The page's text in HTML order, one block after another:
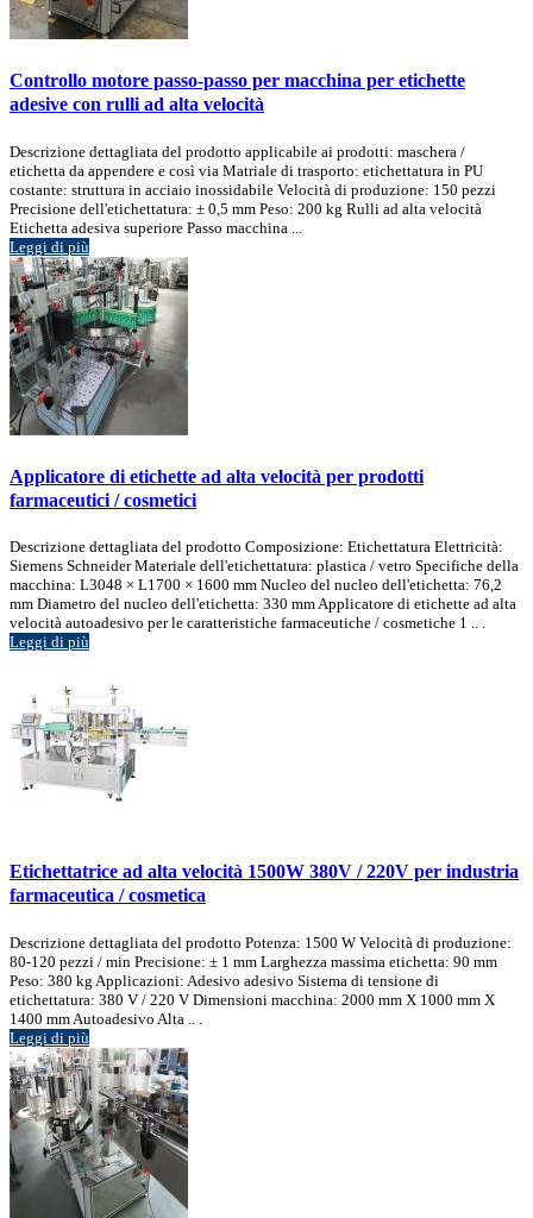
Controllo motore passo-passo per macchina per etichette
adesive con rulli ad alta velocità
Descrizione dettagliata del prodotto applicabile ai prodotti: maschera /
etichetta da appendere e così via Matriale di trasporto: etichettatura in PU
costante: struttura in acciaio inossidabile Velocità di produzione: 150 pezzi
Precisione dell'etichettatura: ± 0,5 mm Peso: 200 kg Rulli ad alta velocità
Etichetta adesiva superiore Passo macchina ...
Leggi di più
Applicatore di etichette ad alta velocità per prodotti
farmaceutici / cosmetici
Descrizione dettagliata del prodotto Composizione: Etichettatura Elettricità:
Siemens Schneider Materiale dell'etichettatura: plastica / vetro Specifiche della
macchina: L3048 × L1700 × 1600 mm Nucleo del nucleo dell'etichetta: 76,2
mm Diametro del nucleo dell'etichetta: 330 mm Applicatore di etichette ad alta
velocità autoadesivo per le caratteristiche farmaceutiche / cosmetiche 1 .. .
Leggi di più
Etichettatrice ad alta velocità 1500W 380V / 220V per industria
farmaceutica / cosmetica
Descrizione dettagliata del prodotto Potenza: 1500 W Velocità di produzione:
80-120 pezzi / min Precisione: ± 1 mm Larghezza massima etichetta: 90 mm
Peso: 380 kg Applicazioni: Adesivo adesivo Sistema di tensione di
etichettatura: 380 V / 220 V Dimensioni macchina: 2000 mm X 1000 mm X
1400 mm Autoadesivo Alta .. .
Leggi di più